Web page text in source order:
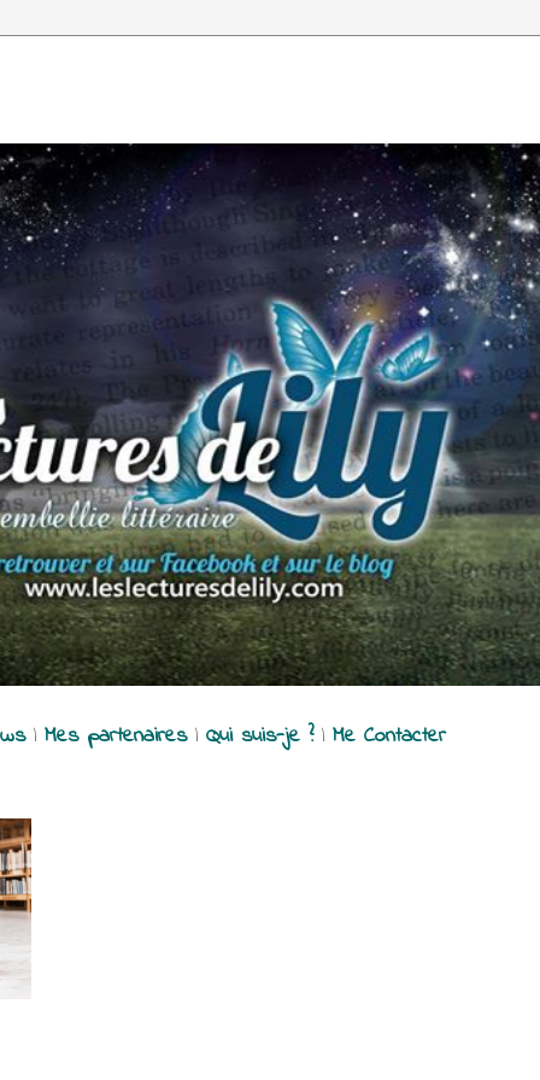
| Mes partenaires| Qui suis-je ?| Me Contacter